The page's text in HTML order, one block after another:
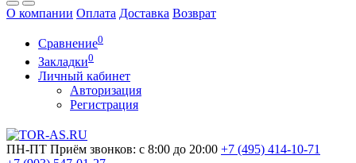
О компании Оплата Доставка Возврат
Сравнение0
Закладки0
Личный кабинет
Авторизация
Регистрация
ПН-ПТ Приём звонков: с 8:00 до 20:00 +7 (495) 414-10-71